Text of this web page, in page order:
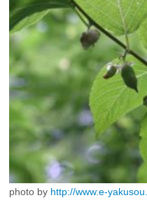
photo by http://www.e-